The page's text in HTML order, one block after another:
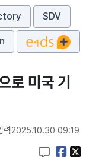
SDV
로 미국 기
력2025.10.30 09:19